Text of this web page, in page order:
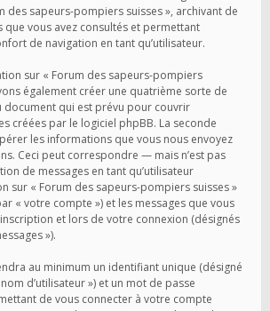
des sapeurs-pompiers suisses », archivant de
que vous avez consultés et permettant
de navigation en tant qu’utilisateur.
sur « Forum des sapeurs-pompiers
également créer une quatrième sorte de
document qui est prévu pour couvrir
créées par le logiciel phpBB. La seconde
les informations que vous nous envoyez
Ceci peut correspondre — mais n’est pas
de messages en tant qu’utilisateur
sur « Forum des sapeurs-pompiers suisses »
« votre compte ») et les messages que vous
et lors de votre connexion (désignés
»).
au minimum un identifiant unique (désigné
d’utilisateur ») et un mot de passe
de vous connecter à votre compte